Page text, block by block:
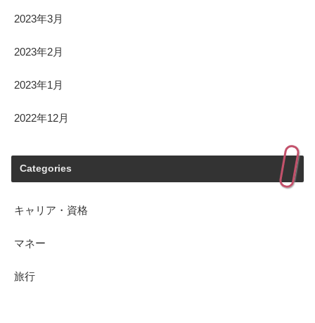
2023年3月
2023年2月
2023年1月
2022年12月
Categories
キャリア・資格
マネー
旅行